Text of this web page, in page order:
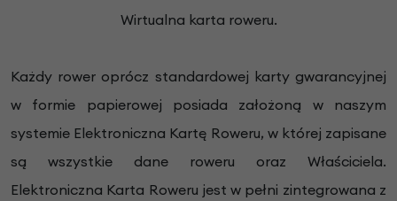
Wirtualna karta roweru.
Każdy rower oprócz standardowej karty gwarancyjnej
w formie papierowej posiada założoną w naszym
systemie Elektroniczna Kartę Roweru, w której zapisane
są wszystkie dane roweru oraz Właściciela.
Elektroniczna Karta Roweru jest w pełni zintegrowana z